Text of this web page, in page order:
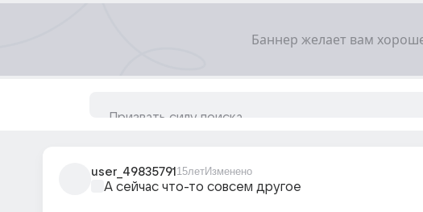
user_49835791 15летИзменено
А сейчас что-то совсем другое